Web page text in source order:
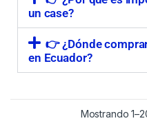
un case?
👉 ¿Dónde
en Ecuador?
Mostrando